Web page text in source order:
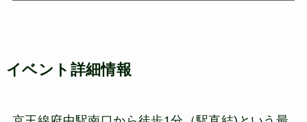
イベント詳細情報